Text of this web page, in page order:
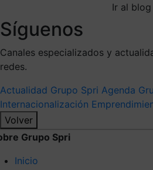
Ir al blog
Síguenos
Canales especializados y
redes.
Actualidad Grupo Spri Agenda
Internacionalización
Volver
Grupo Spri
Inicio